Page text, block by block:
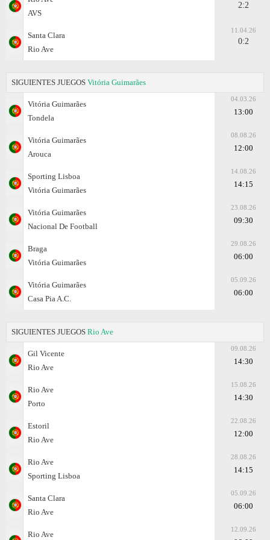
AVS
2:2
Santa Clara
Rio Ave
11.04.26
0:2
SIGUIENTES JUEGOS Vitória Guimarães
Vitória Guimarães
Tondela
04.03.26
13:00
Vitória Guimarães
Arouca
08.08.26
12:00
Sporting Lisboa
Vitória Guimarães
14.08.26
14:15
Vitória Guimarães
Nacional De Football
23.08.26
09:30
Braga
Vitória Guimarães
29.08.26
06:00
Vitória Guimarães
Casa Pia A.C.
05.09.26
06:00
SIGUIENTES JUEGOS Rio Ave
Gil Vicente
Rio Ave
09.08.26
14:30
Rio Ave
Porto
15.08.26
14:30
Estoril
Rio Ave
22.08.26
12:00
Rio Ave
Sporting Lisboa
28.08.26
14:15
Santa Clara
Rio Ave
05.09.26
06:00
Rio Ave
12.09.26